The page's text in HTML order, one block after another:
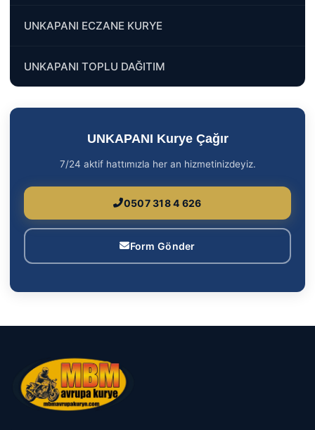
UNKAPANI ECZANE KURYE
UNKAPANI TOPLU DAĞITIM
UNKAPANI Kurye Çağır
7/24 aktif hattımızla her an hizmetinizdeyiz.
0507 318 4 626
Form Gönder